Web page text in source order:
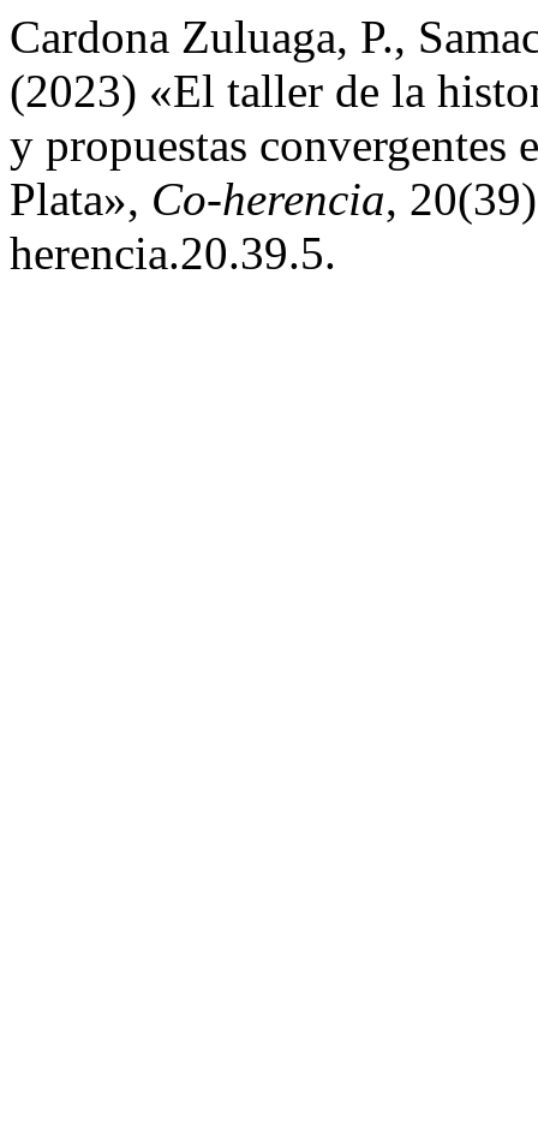
Cardona Zuluaga, P.,
(2023) «El taller de la
y propuestas
Plata», Co-herencia,
herencia.20.39.5.